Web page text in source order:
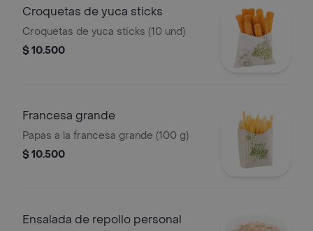
Croquetas de yuca sticks
Croquetas de yuca sticks (10 und)
$ 10.500
Francesa grande
Papas a la francesa grande (100 g)
$ 10.500
Ensalada de repollo personal